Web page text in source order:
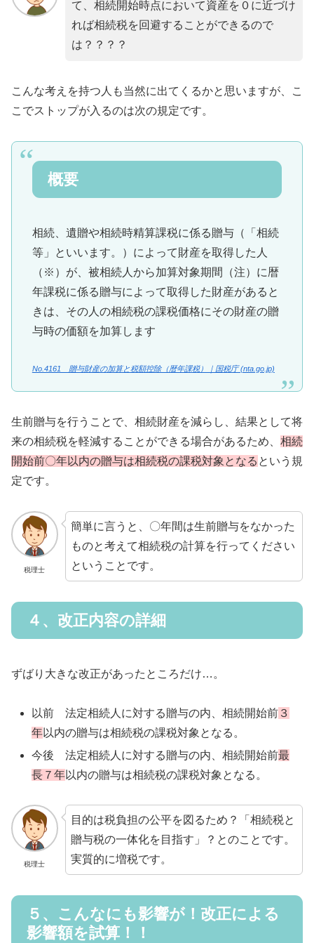
て、相続開始時点において資産を０に近づけ
れば相続税を回避することができるので
は？？？？
こんな考えを持つ人も当然に出てくるかと思いますが、こ
こでストップが入るのは次の規定です。
概要
相続、遺贈や相続時精算課税に係る贈与（「相続
等」といいます。）によって財産を取得した人
（※）が、被相続人から加算対象期間（注）に暦
年課税に係る贈与によって取得した財産があると
きは、その人の相続税の課税価格にその財産の贈
与時の価額を加算します
No.4161 贈与財産の加算と税額控除（暦年課税）｜国税庁 (nta.go.jp)
生前贈与を行うことで、相続財産を減らし、結果として将
来の相続税を軽減することができる場合があるため、 相続
開始前〇年以内の贈与は相続税の課税対象となる という規
定です。
税理士
簡単に言うと、〇年間は生前贈与をなかった
ものと考えて相続税の計算を行ってください
ということです。
４、改正内容の詳細
ずばり大きな改正があったところだけ…。
以前 法定相続人に対する贈与の内、相続開始前 ３
年以内の贈与は相続税の課税対象となる。
今後 法定相続人に対する贈与の内、相続開始前最
長７年以内の贈与は相続税の課税対象となる。
税理士
目的は税負担の公平を図るため？「相続税と
贈与税の一体化を目指す」？とのことです。
実質的に増税です。
５、こんなにも影響が！改正による
影響額を試算！！